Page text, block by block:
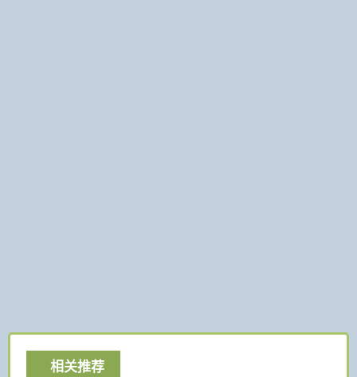
相关推荐